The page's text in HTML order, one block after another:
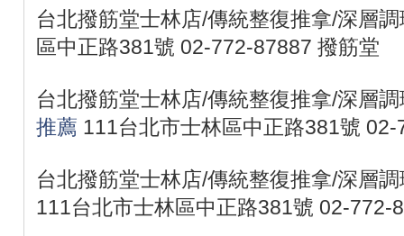
台北撥筋堂士林店/傳統整復推拿/深層
區中正路381號 02-772-87887 撥筋堂
台北撥筋堂士林店/傳統整復推拿/深層
推薦 111台北市士林區中正路381號
台北撥筋堂士林店/傳統整復推拿/深層
111台北市士林區中正路381號 02-772-